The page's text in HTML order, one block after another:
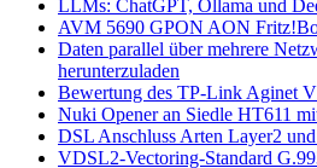
LLMs: ChatGPT, Ollama und
AVM 5690 GPON AON
Daten parallel über mehrere
herunterzuladen
Bewertung des TP-Link Aginet
Nuki Opener an Siedle HT611
DSL Anschluss Arten Layer2
VDSL2-Vectoring-Standard